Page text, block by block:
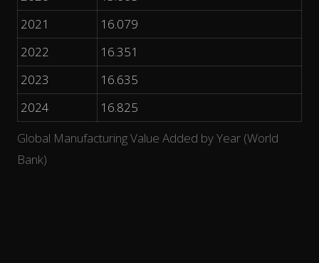
Global Manufacturing Value Added by Year (World
Bank)
2021
16.079
2022
16.351
2023
16.635
2024
16.825